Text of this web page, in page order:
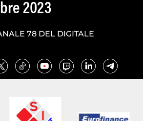
2023
78 DEL DIGITALE